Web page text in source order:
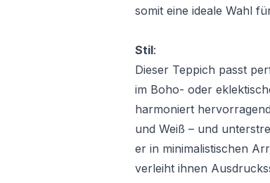
somit eine ideale Wahl
Stil:
Dieser Teppich passt
im Boho- oder
harmoniert
und Weiß – und
er in minimalistischen
verleiht ihnen